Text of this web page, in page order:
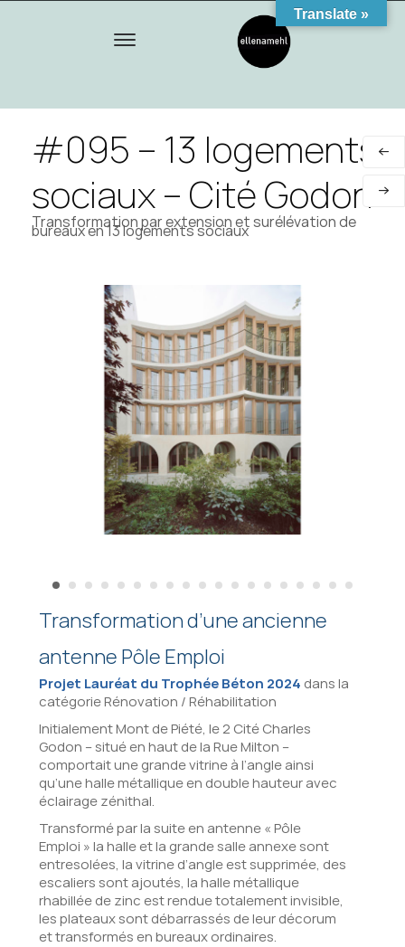
#095 – 13 logements
sociaux – Cité Godon
Transformation par extension et surélévation de
bureaux en 13 logements sociaux
Transformation d’une ancienne
antenne Pôle Emploi
Projet Lauréat du Trophée Béton 2024 dans la
catégorie Rénovation / Réhabilitation
Initialement Mont de Piété, le 2 Cité Charles
Godon – situé en haut de la Rue Milton –
comportait une grande vitrine à l’angle ainsi
qu’une halle métallique en double hauteur avec
éclairage zénithal.
Transformé par la suite en antenne « Pôle
Emploi » la halle et la grande salle annexe sont
entresolées, la vitrine d’angle est supprimée, des
escaliers sont ajoutés, la halle métallique
rhabillée de zinc est rendue totalement invisible,
les plateaux sont débarrassés de leur décorum
et transformés en bureaux ordinaires.
Translate »